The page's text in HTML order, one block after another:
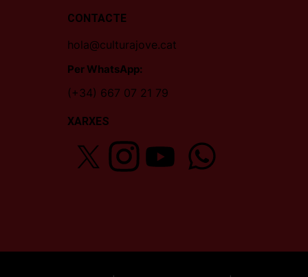
CONTACTE
hola@culturajove.cat
Per WhatsApp:
(+34) 667 07 21 79
XARXES